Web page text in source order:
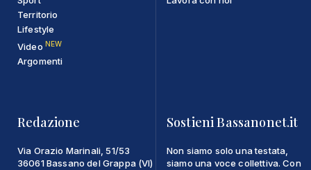
Territorio
Lifestyle
Video NEW
Argomenti
Redazione
Via Orazio Marinali, 51/53
36061 Bassano del Grappa (VI)
Sostieni Bassanonet.it
Non siamo solo una testata,
siamo una voce collettiva. Con